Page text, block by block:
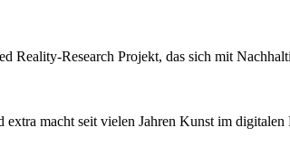
Reality-Research Projekt, das sich mit
macht seit vielen Jahren Kunst im digitalen